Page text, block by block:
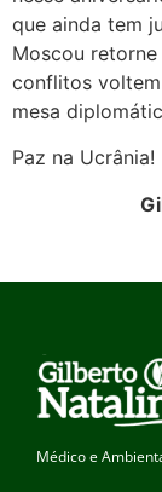
que ainda tem
Moscou
conflitos
mesa
Paz na Ucrânia!
Médico e